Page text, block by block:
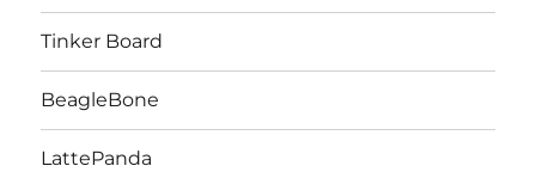
ー
開
Tinker Board
BeagleBone
LattePanda